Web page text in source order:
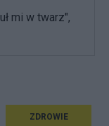
mi w twarz",
ZDROWIE